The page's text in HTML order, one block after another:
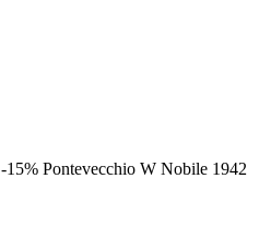
-15% Pontevecchio W Nobile 1942